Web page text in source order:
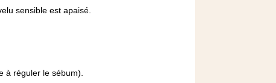
sensible est apaisé.
à réguler le sébum).